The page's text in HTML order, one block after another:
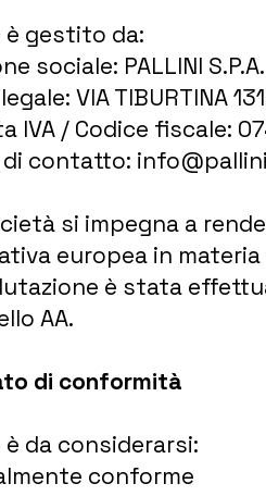
è gestito da:
sociale: PALLINI S.P.A.
VIA TIBURTINA
IVA / Codice fiscale:
di contatto:
si impegna a
europea in
è stata
AA.
di conformità
è da considerarsi:
conforme